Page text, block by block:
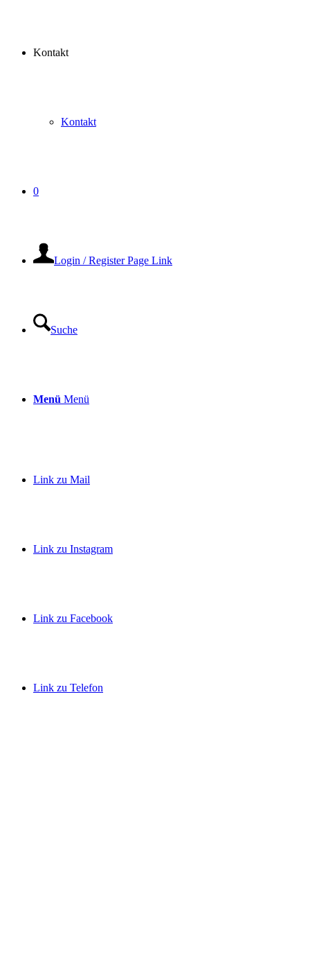
Kontakt
Kontakt
0
Login / Register Page Link
Suche
Menü Menü
Link zu Mail
Link zu Instagram
Link zu Facebook
Link zu Telefon